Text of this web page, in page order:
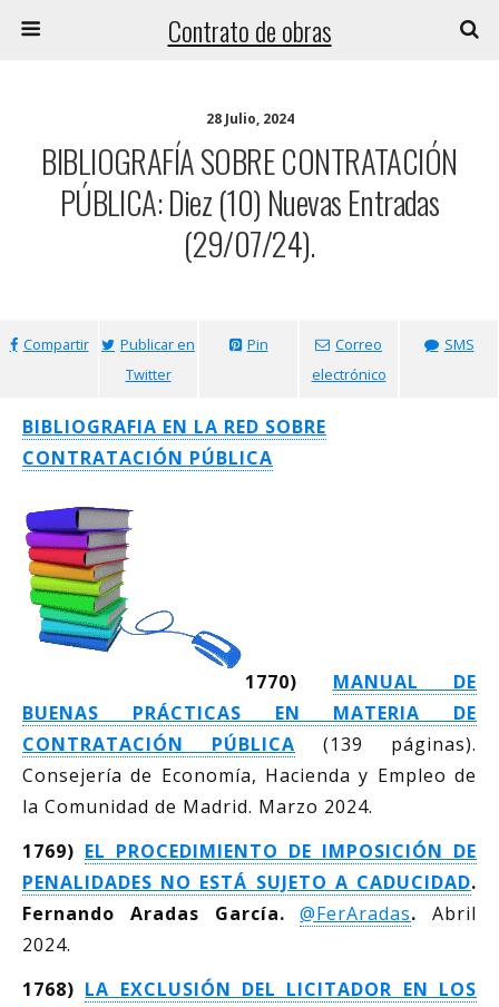
Contrato de obras
28 Julio, 2024
BIBLIOGRAFÍA SOBRE CONTRATACIÓN
PÚBLICA: Diez (10) Nuevas Entradas
(29/07/24).
Compartir
Publicar en
Twitter
Pin
Correo
electrónico
SMS
BIBLIOGRAFIA EN LA RED SOBRE
CONTRATACIÓN PÚBLICA
1770) MANUAL DE
BUENAS PRÁCTICAS EN MATERIA DE
CONTRATACIÓN PÚBLICA (139 páginas).
Consejería de Economía, Hacienda y Empleo de
la Comunidad de Madrid. Marzo 2024.
1769) EL PROCEDIMIENTO DE IMPOSICIÓN DE
PENALIDADES NO ESTÁ SUJETO A CADUCIDAD.
Fernando Aradas García.@FerAradas. Abril
2024.
1768) LA EXCLUSIÓN DEL LICITADOR EN LOS